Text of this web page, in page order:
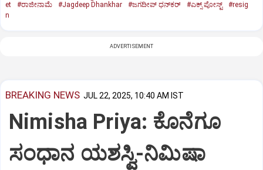
et
#ರಾಜೀನಾಮೆ #Jagdeep Dhankhar #ಜಗದೀಪ್‌ ಧನ್‌ಕರ್‌ #ಎಕ್ಸ್‌ ಪೋಸ್ಟ್
#resig
n
ADVERTISEMENT
BREAKING NEWS JUL 22, 2025, 10:40 AM IST
Nimisha Priya: ಕೊನೆಗೂ
ಸಂಧಾನ ಯಶಸ್ವಿ-ನಿಮಿಷಾ